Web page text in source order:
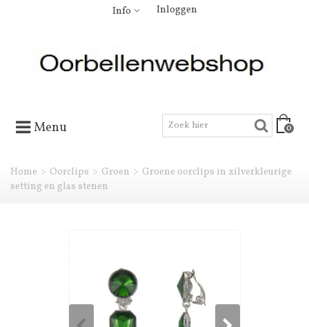
Info Inloggen
Menu 0
Home > Oorclips > Groen > Groene oorclips in zilverkleurige
setting en glas stenen